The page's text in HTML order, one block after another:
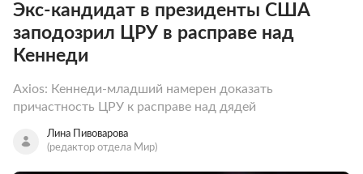
Экс-кандидат в президенты США
заподозрил ЦРУ в расправе над
Кеннеди
Axios: Кеннеди-младший намерен доказать
причастность ЦРУ к расправе над дядей
Лина Пивоварова
(редактор отдела Мир)